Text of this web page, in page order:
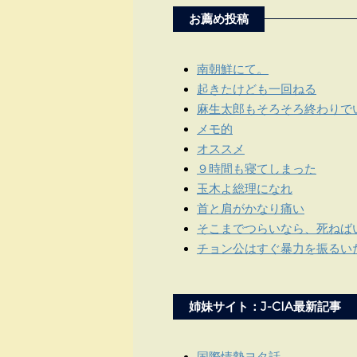
お薦め投稿
南朝鮮にて。
起きたけども一回ねる
麻生太郎もそろそろ終わりで
メモ的
オススメ
９時間も寝てしまった
玉木よ総理になれ
首と肩がかなり痛い
そこまでつらいなら、死ねば
チョン公はすぐ暴力を振るい
姉妹サイト：J-CIA最新記事